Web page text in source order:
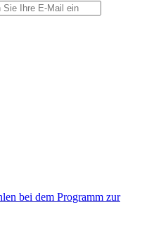
bei dem Programm zur